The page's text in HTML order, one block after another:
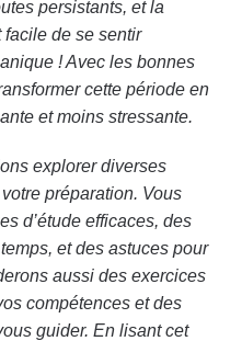
persistants, et la
de se sentir
! Avec les bonnes
cette période en
et moins stressante.
explorer diverses
préparation. Vous
d’étude efficaces, des
et des astuces pour
aussi des exercices
compétences et des
guider. En lisant cet